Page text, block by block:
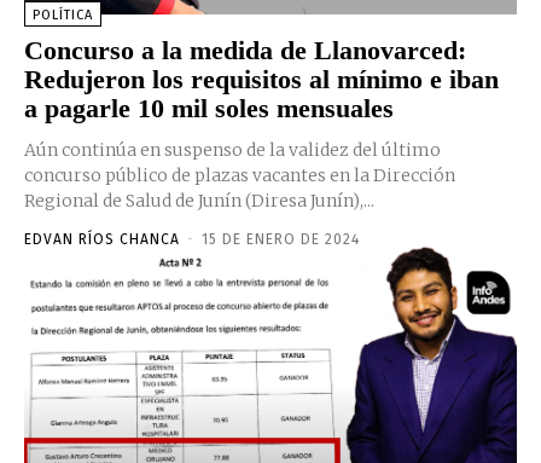
POLÍTICA
Concurso a la medida de Llanovarced:
Redujeron los requisitos al mínimo e iban
a pagarle 10 mil soles mensuales
Aún continúa en suspenso de la validez del último
concurso público de plazas vacantes en la Dirección
Regional de Salud de Junín (Diresa Junín),...
EDVAN RÍOS CHANCA - 15 DE ENERO DE 2024